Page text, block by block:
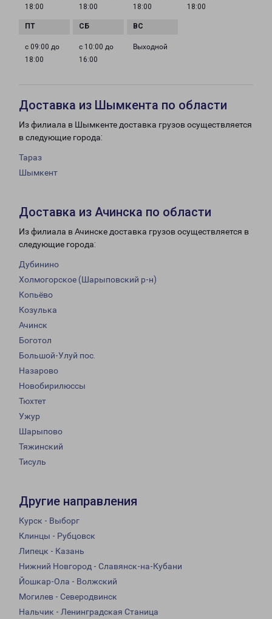
18:00
18:00
18:00
18:00
с 09:00 до
18:00
с 10:00 до
16:00
Выходной
Доставка из Шымкента по области
Из филиала в Шымкенте доставка грузов осуществляется
в следующие города:
Тараз
Шымкент
Доставка из Ачинска по области
Из филиала в Ачинске доставка грузов осуществляется в
следующие города:
Дубинино
Холмогорское (Шарыповский р-н)
Копьёво
Козулька
Ачинск
Боготол
Большой-Улуй пос.
Назарово
Новобирилюссы
Тюхтет
Ужур
Шарыпово
Тяжинский
Тисуль
Другие направления
Курск - Выборг
Клинцы - Рубцовск
Липецк - Казань
Нижний Новгород - Славянск-на-Кубани
Йошкар-Ола - Волжский
Могилев - Северодвинск
Нальчик - Ленинградская Станица